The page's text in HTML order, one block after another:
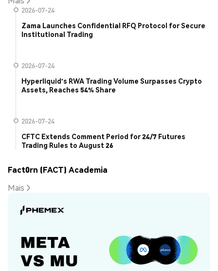
2026-07-24
Zama Launches Confidential RFQ Protocol for Secure
Institutional Trading
2026-07-24
Hyperliquid's RWA Trading Volume Surpasses Crypto
Assets, Reaches 54% Share
2026-07-24
CFTC Extends Comment Period for 24/7 Futures
Trading Rules to August 26
Fact0rn (FACT) Academia
Mais